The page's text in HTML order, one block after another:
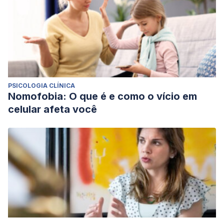
PSICOLOGIA CLÍNICA
Nomofobia: O que é e como o vício em
celular afeta você